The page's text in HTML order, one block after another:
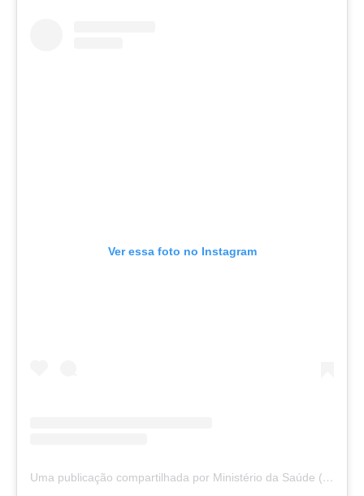
Ver essa foto no Instagram
Uma publicação compartilhada por Ministério da Saúde (@minsaude)